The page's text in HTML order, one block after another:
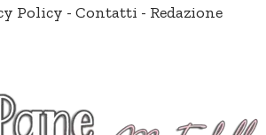
Policy - Contatti - Redazione